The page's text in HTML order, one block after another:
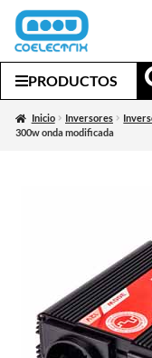
PRODUCTOS
Inicio Inversores
300w onda modificada